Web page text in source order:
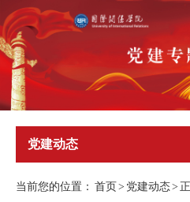
党建动态
当前您的位置： 首页 > 党建动态>